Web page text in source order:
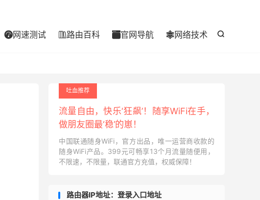

网速测试 路由百科 官网导航  网络技术
吐血推荐
流量自由，快乐‘狂飙’！随享WiFi在手，
做朋友圈最‘稳’的崽！
中国联通随身WiFi，官方出品，唯一运营商收款的
随身WiFi产品。399元可畅享13个月流量随便用，
不限速，不限量，联通官方充值，权威保障！
路由器IP地址：登录入口地址